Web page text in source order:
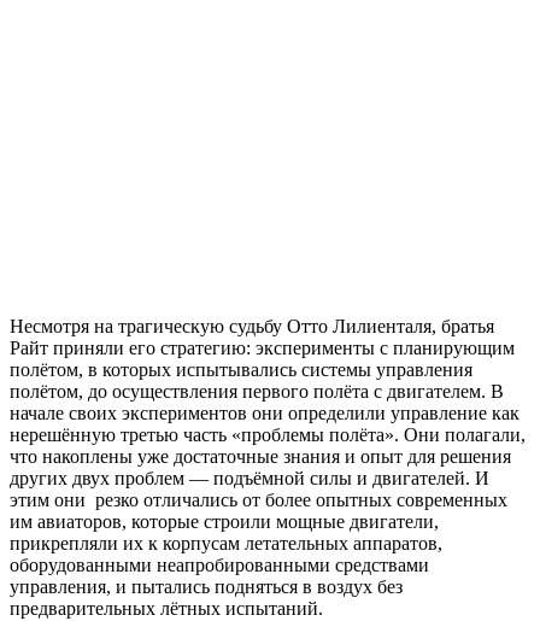
Несмотря на трагическую судьбу Отто Лилиенталя, братья
Райт приняли его стратегию: эксперименты с планирующим
полётом, в которых испытывались системы управления
полётом, до осуществления первого полёта с двигателем. В
начале своих экспериментов они определили управление как
нерешённую третью часть «проблемы полёта». Они полагали,
что накоплены уже достаточные знания и опыт для решения
других двух проблем — подъёмной силы и двигателей. И
этим они резко отличались от более опытных современных
им авиаторов, которые строили мощные двигатели,
прикрепляли их к корпусам летательных аппаратов,
оборудованными неапробированными средствами
управления, и пытались подняться в воздух без
предварительных лётных испытаний.